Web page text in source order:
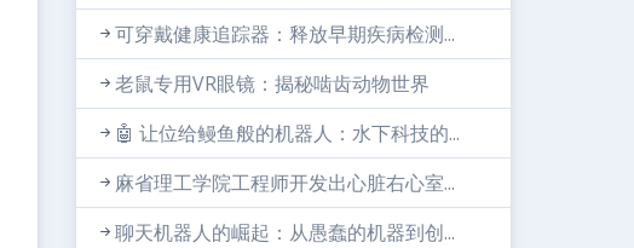
可穿戴健康追踪器：释放早期疾病检测...
老鼠专用VR眼镜：揭秘啮齿动物世界
🤖 让位给鳗鱼般的机器人：水下科技的...
麻省理工学院工程师开发出心脏右心室...
聊天机器人的崛起：从愚蠢的机器到创...